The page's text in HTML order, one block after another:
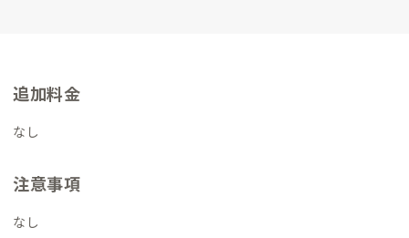
追加料金
なし
注意事項
なし